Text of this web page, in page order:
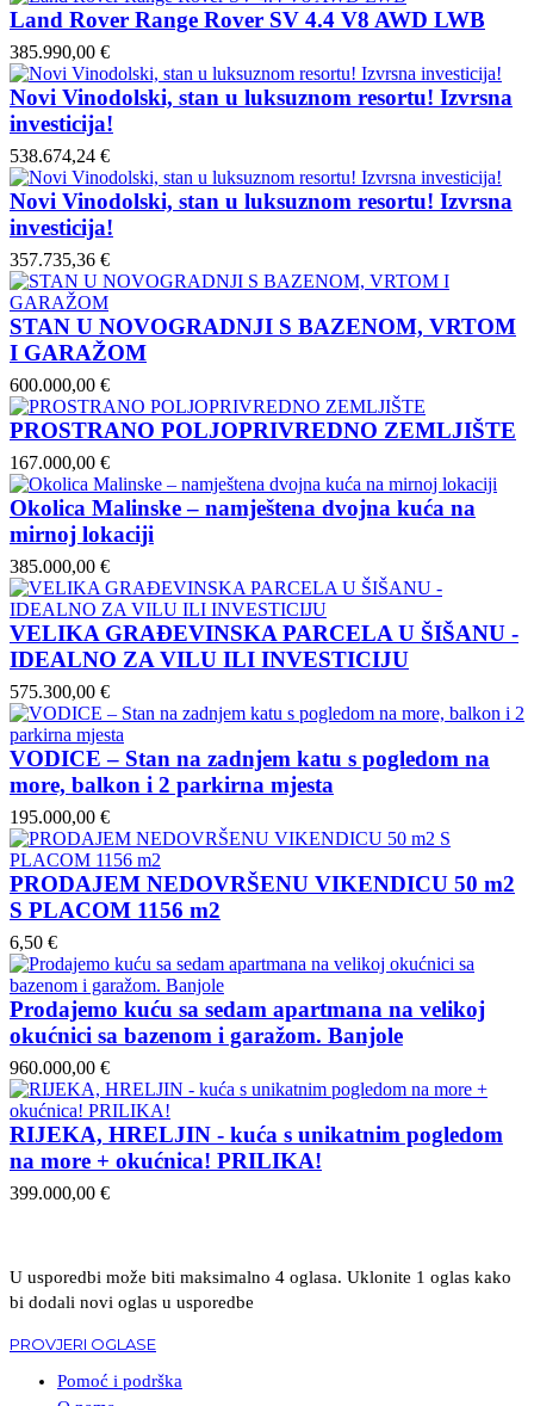
Land Rover Range Rover SV 4.4 V8 AWD LWB
385.990,00 €
Novi Vinodolski, stan u luksuznom resortu! Izvrsna
investicija!
538.674,24 €
Novi Vinodolski, stan u luksuznom resortu! Izvrsna
investicija!
357.735,36 €
STAN U NOVOGRADNJI S BAZENOM, VRTOM
I GARAŽOM
600.000,00 €
PROSTRANO POLJOPRIVREDNO ZEMLJIŠTE
167.000,00 €
Okolica Malinske – namještena dvojna kuća na
mirnoj lokaciji
385.000,00 €
VELIKA GRAĐEVINSKA PARCELA U ŠIŠANU -
IDEALNO ZA VILU ILI INVESTICIJU
575.300,00 €
VODICE – Stan na zadnjem katu s pogledom na
more, balkon i 2 parkirna mjesta
195.000,00 €
PRODAJEM NEDOVRŠENU VIKENDICU 50 m2
S PLACOM 1156 m2
6,50 €
Prodajemo kuću sa sedam apartmana na velikoj
okućnici sa bazenom i garažom. Banjole
960.000,00 €
RIJEKA, HRELJIN - kuća s unikatnim pogledom
na more + okućnica! PRILIKA!
399.000,00 €
U usporedbi može biti maksimalno 4 oglasa. Uklonite 1 oglas kako
bi dodali novi oglas u usporedbe
PROVJERI OGLASE
Pomoć i podrška